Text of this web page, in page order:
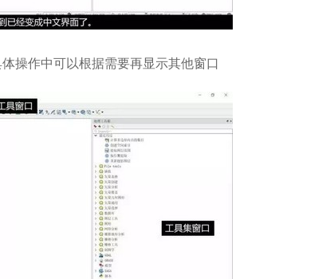
作中可以根据需要再显示其他窗口